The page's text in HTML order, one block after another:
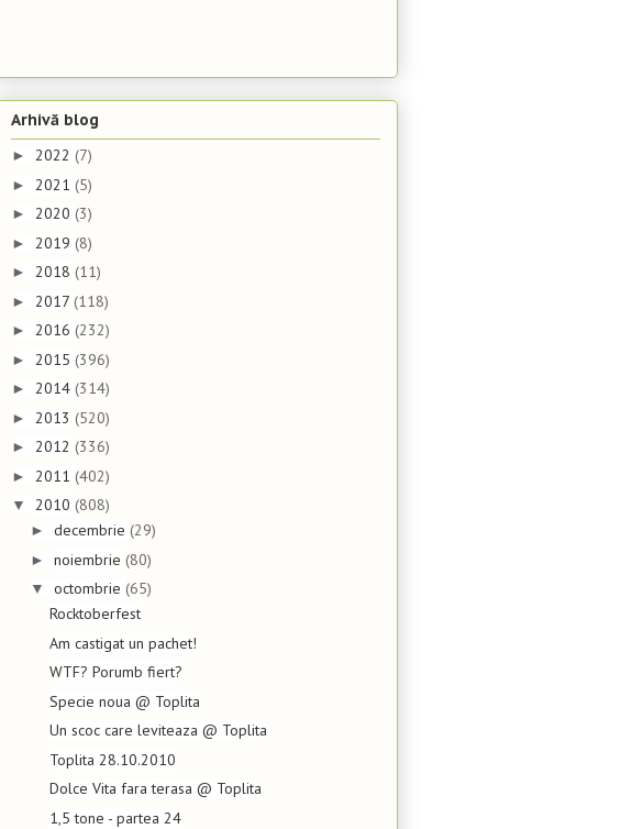
Arhivă blog
► 2022 (7)
► 2021 (5)
► 2020 (3)
► 2019 (8)
► 2018 (11)
► 2017 (118)
► 2016 (232)
► 2015 (396)
► 2014 (314)
► 2013 (520)
► 2012 (336)
► 2011 (402)
▼ 2010 (808)
► decembrie (29)
► noiembrie (80)
▼ octombrie (65)
Rocktoberfest
Am castigat un pachet!
WTF? Porumb fiert?
Specie noua @ Toplita
Un scoc care leviteaza @ Toplita
Toplita 28.10.2010
Dolce Vita fara terasa @ Toplita
1,5 tone - partea 24